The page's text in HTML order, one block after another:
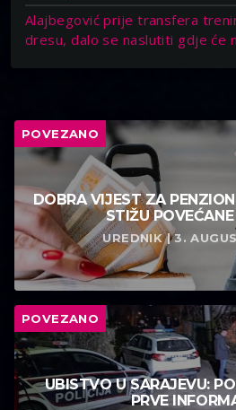
Alajbegović prije transfera
dresu, dalo se naslutiti gdje će
POVEZANO
DOBRA VIJEST ZA
STIŽU
UREDNIK | 3.
POVEZANO
UBISTVO U SARAJEVU:
PRVE